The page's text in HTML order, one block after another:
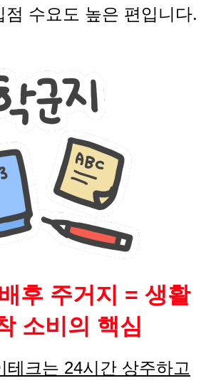
점 수요도 높은 편입니다.
후 주거지 = 생활
소비의 핵심
테크는 24시간 상주하고